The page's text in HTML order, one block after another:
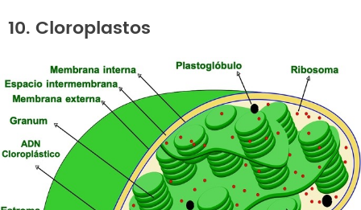
10. Cloroplastos